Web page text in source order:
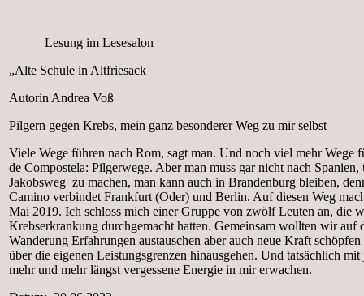
Lesung im Lesesalon
„Alte Schule in Altfriesack
Autorin Andrea Voß
Pilgern gegen Krebs, mein ganz besonderer Weg zu mir selbst
Viele Wege führen nach Rom, sagt man. Und noch viel mehr Wege
de Compostela: Pilgerwege. Aber man muss gar nicht nach Spanien,
Jakobsweg zu machen, man kann auch in Brandenburg bleiben,
Camino verbindet Frankfurt (Oder) und Berlin. Auf diesen Weg
Mai 2019. Ich schloss mich einer Gruppe von zwölf Leuten an, die
Krebserkrankung durchgemacht hatten. Gemeinsam wollten wir auf
Wanderung Erfahrungen austauschen aber auch neue Kraft
über die eigenen Leistungsgrenzen hinausgehen. Und tatsächlich
mehr und mehr längst vergessene Energie in mir erwachen.